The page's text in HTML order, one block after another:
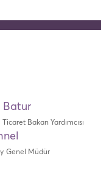
Batur
Ticaret Bakan Yardımcısı
Genel Müdür